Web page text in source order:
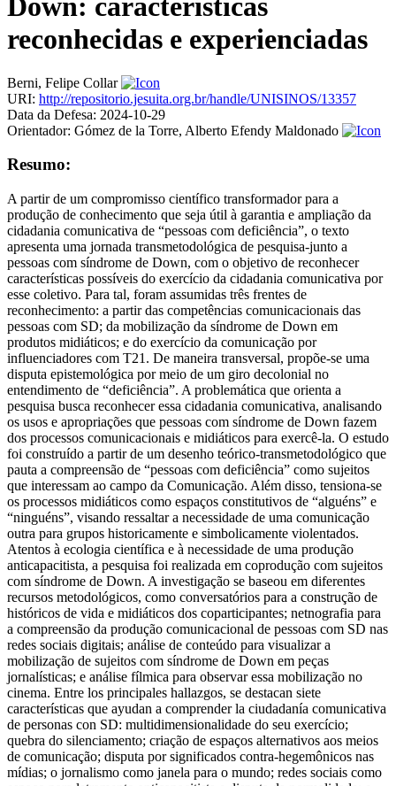
Down: características
reconhecidas e experienciadas
Berni, Felipe Collar
URI: http://repositorio.jesuita.org.br/handle/UNISINOS/13357
Data da Defesa: 2024-10-29
Orientador: Gómez de la Torre, Alberto Efendy Maldonado
Resumo:
A partir de um compromisso científico transformador para a
produção de conhecimento que seja útil à garantia e ampliação da
cidadania comunicativa de “pessoas com deficiência”, o texto
apresenta uma jornada transmetodológica de pesquisa-junto a
pessoas com síndrome de Down, com o objetivo de reconhecer
características possíveis do exercício da cidadania comunicativa por
esse coletivo. Para tal, foram assumidas três frentes de
reconhecimento: a partir das competências comunicacionais das
pessoas com SD; da mobilização da síndrome de Down em
produtos midiáticos; e do exercício da comunicação por
influenciadores com T21. De maneira transversal, propõe-se uma
disputa epistemológica por meio de um giro decolonial no
entendimento de “deficiência”. A problemática que orienta a
pesquisa busca reconhecer essa cidadania comunicativa, analisando
os usos e apropriações que pessoas com síndrome de Down fazem
dos processos comunicacionais e midiáticos para exercê-la. O estudo
foi construído a partir de um desenho teórico-transmetodológico que
pauta a compreensão de “pessoas com deficiência” como sujeitos
que interessam ao campo da Comunicação. Além disso, tensiona-se
os processos midiáticos como espaços constitutivos de “alguéns” e
“ninguéns”, visando ressaltar a necessidade de uma comunicação
outra para grupos historicamente e simbolicamente violentados.
Atentos à ecologia científica e à necessidade de uma produção
anticapacitista, a pesquisa foi realizada em coprodução com sujeitos
com síndrome de Down. A investigação se baseou em diferentes
recursos metodológicos, como conversatórios para a construção de
históricos de vida e midiáticos dos coparticipantes; netnografia para
a compreensão da produção comunicacional de pessoas com SD nas
redes sociais digitais; análise de conteúdo para visualizar a
mobilização de sujeitos com síndrome de Down em peças
jornalísticas; e análise fílmica para observar essa mobilização no
cinema. Entre los principales hallazgos, se destacan siete
características que ayudan a comprender la ciudadanía comunicativa
de personas con SD: multidimensionalidade do seu exercício;
quebra do silenciamento; criação de espaços alternativos aos meios
de comunicação; disputa por significados contra-hegemônicos nas
mídias; o jornalismo como janela para o mundo; redes sociais como